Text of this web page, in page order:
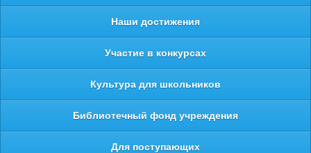
Наши достижения
Участие в конкурсах
Культура для школьников
Библиотечный фонд учреждения
Для поступающих